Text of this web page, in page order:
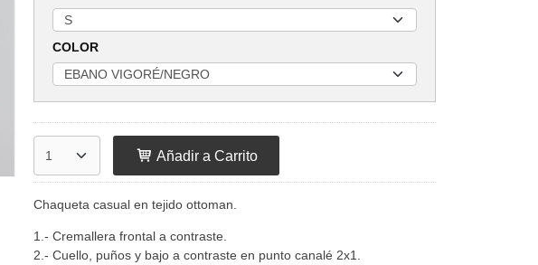
COLOR
Añadir a Carrito
Chaqueta casual en tejido ottoman.
1.- Cremallera frontal a contraste.
2.- Cuello, puños y bajo a contraste en punto canalé 2x1.